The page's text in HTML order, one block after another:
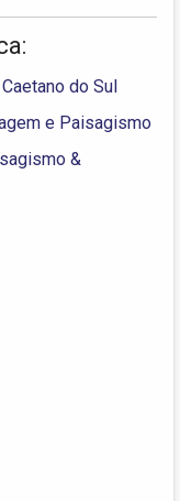
do Sul
e Paisagismo
&